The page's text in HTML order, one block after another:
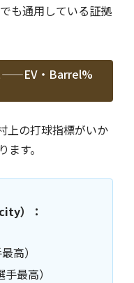
も通用している証拠
——EV・Barrel%
上の打球指標がいか
す。
）：
高）
手最高）